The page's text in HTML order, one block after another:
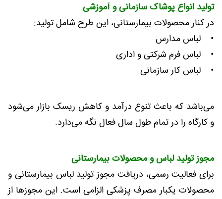
تولید انواع پوشاک سازمانی و آموزشی
در کنار محصولات بیمارستانی، این طرح شامل تولید:
• لباس مدارس
• لباس فرم شرکتی و اداری
• لباس کار سازمانی
می‌باشد که باعث تنوع درآمد و کاهش ریسک بازار می‌شود
و کارگاه را در تمام طول سال فعال نگه می‌دارد.
مجوز تولید لباس و محصولات بیمارستانی
برای فعالیت رسمی، دریافت مجوز تولید لباس بیمارستانی و
محصولات یکبار مصرف پزشکی الزامی است. این مجوزها از